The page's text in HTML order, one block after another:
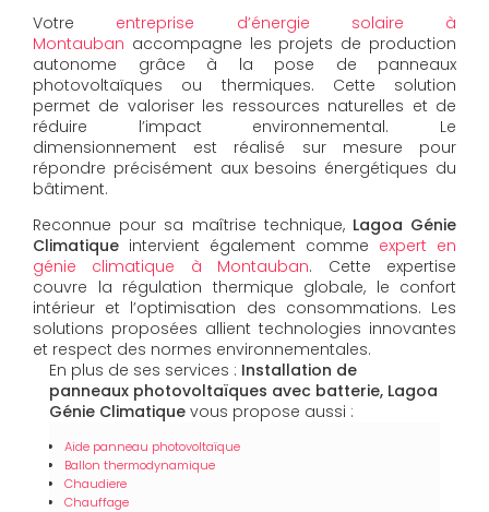
Votre entreprise d’énergie solaire à
Montauban accompagne les projets de production
autonome grâce à la pose de panneaux
photovoltaïques ou thermiques. Cette solution
permet de valoriser les ressources naturelles et de
réduire l’impact environnemental. Le
dimensionnement est réalisé sur mesure pour
répondre précisément aux besoins énergétiques du
bâtiment.
Reconnue pour sa maîtrise technique, Lagoa Génie
Climatique intervient également comme expert en
génie climatique à Montauban. Cette expertise
couvre la régulation thermique globale, le confort
intérieur et l’optimisation des consommations. Les
solutions proposées allient technologies innovantes
et respect des normes environnementales.
En plus de ses services : Installation de
panneaux photovoltaïques avec batterie, Lagoa
Génie Climatique vous propose aussi :
Aide panneau photovoltaïque
Ballon thermodynamique
Chaudiere
Chauffage